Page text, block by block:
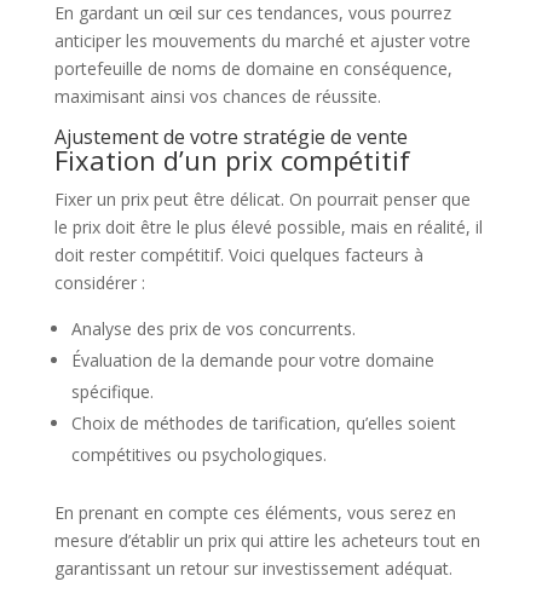
En gardant un œil sur ces tendances, vous pourrez
anticiper les mouvements du marché et ajuster votre
portefeuille de noms de domaine en conséquence,
maximisant ainsi vos chances de réussite.
Ajustement de votre stratégie de vente
Fixation d’un prix compétitif
Fixer un prix peut être délicat. On pourrait penser que
le prix doit être le plus élevé possible, mais en réalité, il
doit rester compétitif. Voici quelques facteurs à
considérer :
Analyse des prix de vos concurrents.
Évaluation de la demande pour votre domaine
spécifique.
Choix de méthodes de tarification, qu’elles soient
compétitives ou psychologiques.
En prenant en compte ces éléments, vous serez en
mesure d’établir un prix qui attire les acheteurs tout en
garantissant un retour sur investissement adéquat.